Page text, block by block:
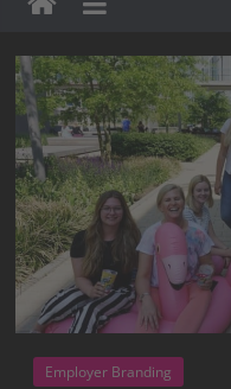
Employer Branding